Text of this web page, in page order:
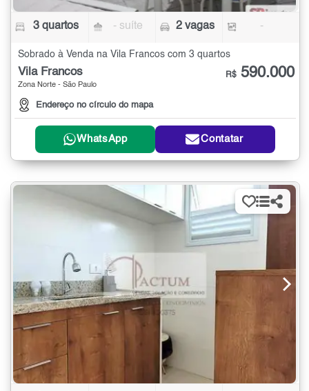
3 quartos - suíte 2 vagas -
Sobrado à Venda na Vila Francos com 3 quartos
Vila Francos
Zona Norte - São Paulo
Endereço no círculo do mapa
R$ 590.000
WhatsApp Contatar